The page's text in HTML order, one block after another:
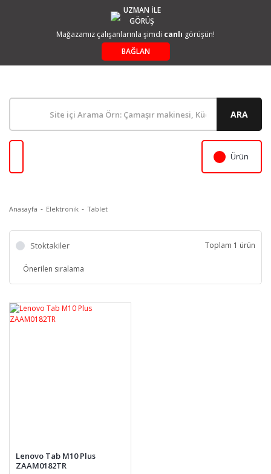
UZMAN İLE
GÖRÜŞ
Mağazamız çalışanlarınla şimdi canlı görüşün!
BAĞLAN
ARA
Ürün
Anasayfa Elektronik Tablet
Stoktakiler Toplam 1 ürün
Lenovo Tab M10 Plus
ZAAM0182TR